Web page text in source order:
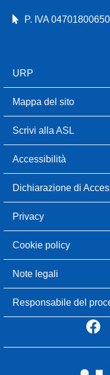
P. IVA 04701800650
URP
Mappa del sito
Scrivi alla ASL
Accessibilità
Dichiarazione di
Privacy
Cookie policy
Note legali
Responsabile del